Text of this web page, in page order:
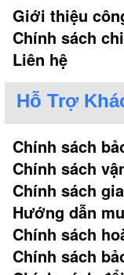
Giới thiệu
Chính sách
Liên hệ
Hỗ Trợ
Chính sách
Chính sách
Chính sách
Hướng dẫn
Chính sách
Chính sách